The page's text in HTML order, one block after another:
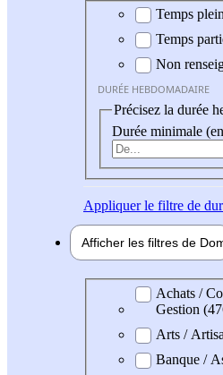
Durée hebdomadaire
Temps
Temps
Non
DURÉE HEBDOMADAIRE
Précisez la durée
Durée minimale
Appliquerle filtre de
Afficher les filtres de
Domaine professionel
Achats /
Gestion
Arts /
Banque /